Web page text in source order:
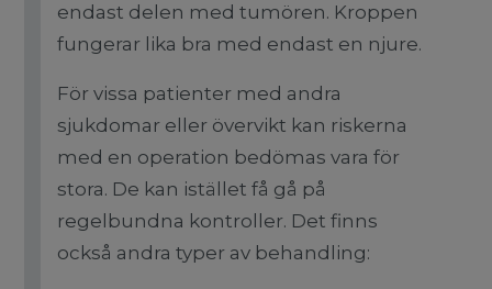
endast delen med tumören. Kroppen
fungerar lika bra med endast en njure.
För vissa patienter med andra
sjukdomar eller övervikt kan riskerna
med en operation bedömas vara för
stora. De kan istället få gå på
regelbundna kontroller. Det finns
också andra typer av behandling: